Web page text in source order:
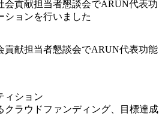
貢献担当者懇談会でARUN代表功能
ィション